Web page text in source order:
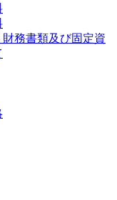
務書類及び固定資